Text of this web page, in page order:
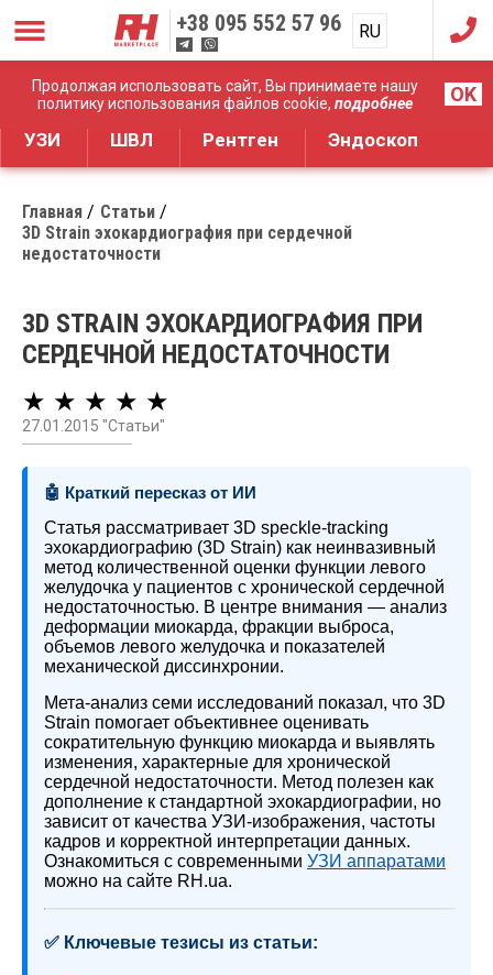
Продолжая использовать сайт, Вы принимаете нашу
политику использования файлов cookie, подробнее OK
+38 095 552 57 96 RU
UA
Дистрибуция медицинского оборудования
УЗИ ШВЛ Рентген Эндоскоп
Главная
Статьи
3D Strain эхокардиография при сердечной
недостаточности
3D STRAIN ЭХОКАРДИОГРАФИЯ ПРИ
СЕРДЕЧНОЙ НЕДОСТАТОЧНОСТИ
★ ★ ★ ★ ★
27.01.2015 "Статьи"
🤖 Краткий пересказ от ИИ
Статья рассматривает 3D speckle-tracking
эхокардиографию (3D Strain) как неинвазивный
метод количественной оценки функции левого
желудочка у пациентов с хронической сердечной
недостаточностью. В центре внимания — анализ
деформации миокарда, фракции выброса,
объемов левого желудочка и показателей
механической диссинхронии.
Мета-анализ семи исследований показал, что 3D
Strain помогает объективнее оценивать
сократительную функцию миокарда и выявлять
изменения, характерные для хронической
сердечной недостаточности. Метод полезен как
дополнение к стандартной эхокардиографии, но
зависит от качества УЗИ-изображения, частоты
кадров и корректной интерпретации данных.
Ознакомиться с современными УЗИ аппаратами
можно на сайте RH.ua.
✅ Ключевые тезисы из статьи: